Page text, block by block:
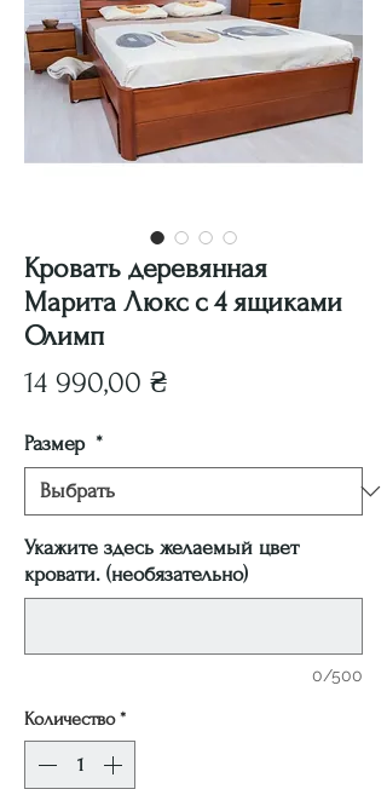
Кровать деревянная
Марита Люкс с 4 ящиками
Олимп
14 990,00 ₴Цена
Размер *
Укажите здесь желаемый цвет
кровати. (необязательно)
0/500
Количество *